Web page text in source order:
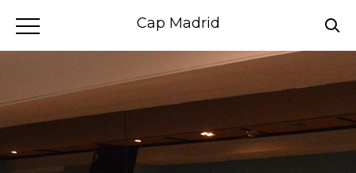
Cap Madrid